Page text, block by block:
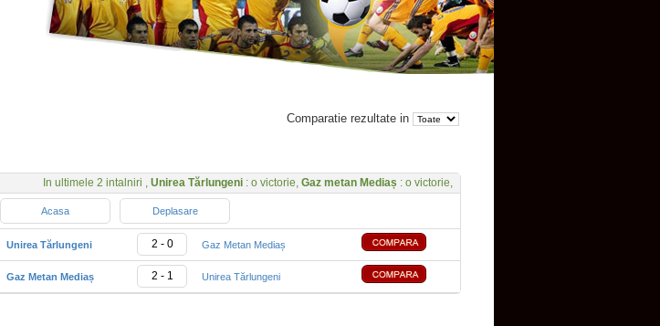
Comparatie rezultate in
In ultimele 2 intalniri , Unirea Tărlungeni : o victorie, Gaz metan Mediaș : o victorie,
Acasa Deplasare
Unirea Tărlungeni 2 - 0 Gaz Metan Mediaș
Gaz Metan Mediaș 2 - 1 Unirea Tărlungeni